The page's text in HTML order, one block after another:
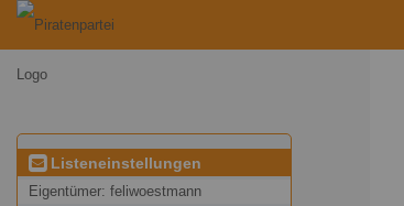
Listeneinstellungen
Eigentümer: feliwoestmann